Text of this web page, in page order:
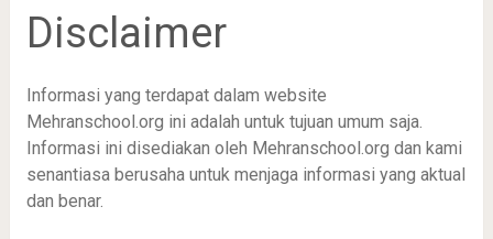
Disclaimer
Informasi yang terdapat dalam website
Mehranschool.org ini adalah untuk tujuan umum saja.
Informasi ini disediakan oleh Mehranschool.org dan kami
senantiasa berusaha untuk menjaga informasi yang aktual
dan benar.